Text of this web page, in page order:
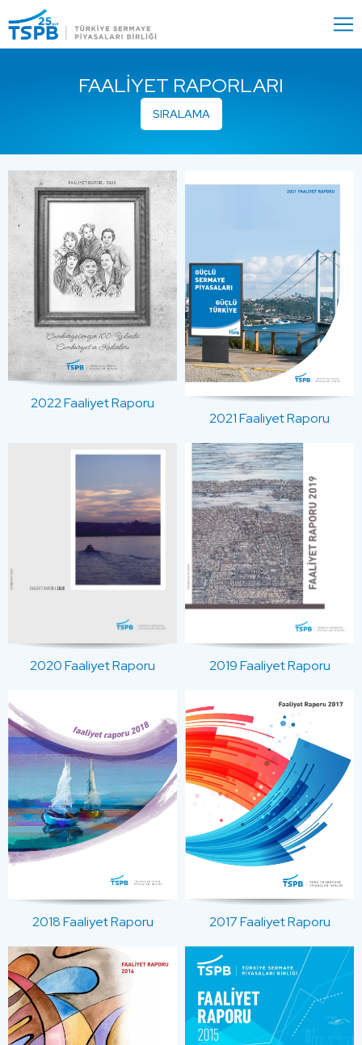
Close
FAALIYET RAPORLARI
2022 Faaliyet Raporu
2021 Faaliyet Raporu
2020 Faaliyet Raporu 2019 Faaliyet Raporu
2018 Faaliyet Raporu 2017 Faaliyet Raporu